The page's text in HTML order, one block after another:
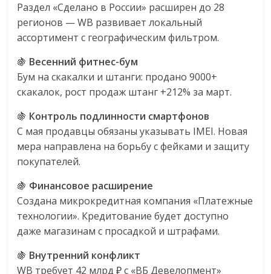
Раздел «Сделано в России» расширен до 28
регионов — WB развивает локальный
ассортимент с географическим фильтром.
🍇 Весенний фитнес-бум
Бум на скакалки и штанги: продано 9000+
скакалок, рост продаж штанг +212% за март.
🍇 Контроль подлинности смартфонов
С мая продавцы обязаны указывать IMEI. Новая
мера направлена на борьбу с фейками и защиту
покупателей.
🍇 Финансовое расширение
Создана микрокредитная компания «Платежные
технологии». Кредитование будет доступно
даже магазинам с просадкой и штрафами.
🍇 Внутренний конфликт
WB требует 42 млрд ₽ с «ВБ Девелопмент»